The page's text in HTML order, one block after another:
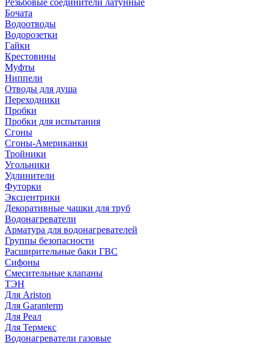
Бочата
Водоотводы
Водорозетки
Гайки
Крестовины
Муфты
Ниппели
Отводы для душа
Переходники
Пробки
Пробки для испытания
Сгоны
Сгоны-Американки
Тройники
Угольники
Удлинители
Футорки
Эксцентрики
Декоративные чашки для труб
Водонагреватели
Арматура для водонагревателей
Группы безопасности
Расширительные баки ГВС
Сифоны
Смесительные клапаны
ТЭН
Для Ariston
Для Garanterm
Для Реал
Для Термекс
Водонагреватели газовые